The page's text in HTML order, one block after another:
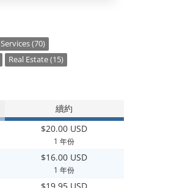
Services (70)
Real Estate (15)
續約
$20.00 USD
1 年份
$16.00 USD
1 年份